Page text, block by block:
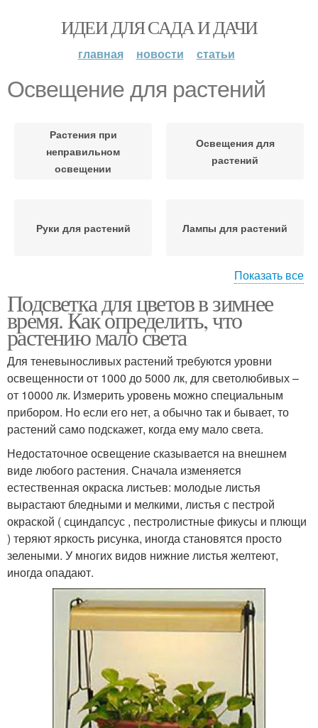
ИДЕИ ДЛЯ САДА И ДАЧИ
главная новости статьи
Освещение для растений
Растения при
неправильном
освещении
Освещения для
растений
Руки для растений Лампы для растений
освещение
Освещение для цветов
Освещение для
комнатных растений
Дополнительное
освещение
Лампа для комнатных
растений
Показать все
Подсветка для цветов в зимнее
время. Как определить, что
растению мало света
Для теневыносливых растений требуются уровни
освещенности от 1000 до 5000 лк, для светолюбивых –
от 10000 лк. Измерить уровень можно специальным
прибором. Но если его нет, а обычно так и бывает, то
растений само подскажет, когда ему мало света.
Недостаточное освещение сказывается на внешнем
виде любого растения. Сначала изменяется
естественная окраска листьев: молодые листья
вырастают бледными и мелкими, листья с пестрой
окраской ( сциндапсус , пестролистные фикусы и плющи
) теряют яркость рисунка, иногда становятся просто
зелеными. У многих видов нижние листья желтеют,
иногда опадают.